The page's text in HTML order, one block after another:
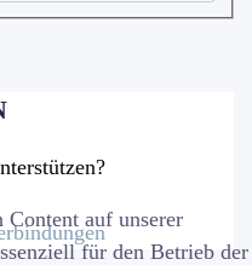
auf unserer
für den Betrieb der